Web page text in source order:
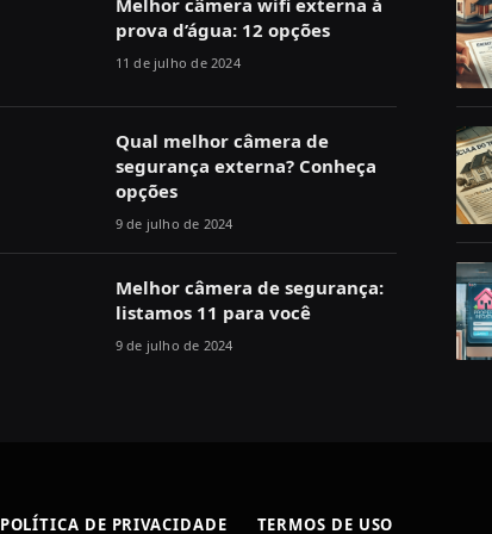
Melhor câmera wifi externa à
prova d’água: 12 opções
11 de julho de 2024
Qual melhor câmera de
segurança externa? Conheça
opções
9 de julho de 2024
Melhor câmera de segurança:
listamos 11 para você
9 de julho de 2024
POLÍTICA DE PRIVACIDADE TERMOS DE USO